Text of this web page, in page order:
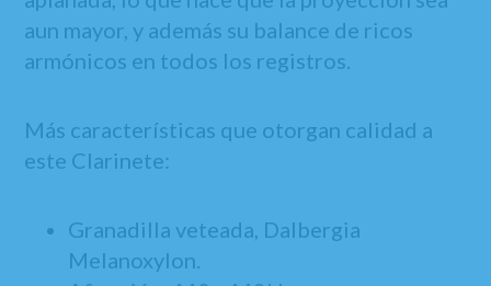
aun mayor, y además su balance de ricos
armónicos en todos los registros.
Más características que otorgan calidad a
este Clarinete:
Granadilla veteada, Dalbergia
Melanoxylon.